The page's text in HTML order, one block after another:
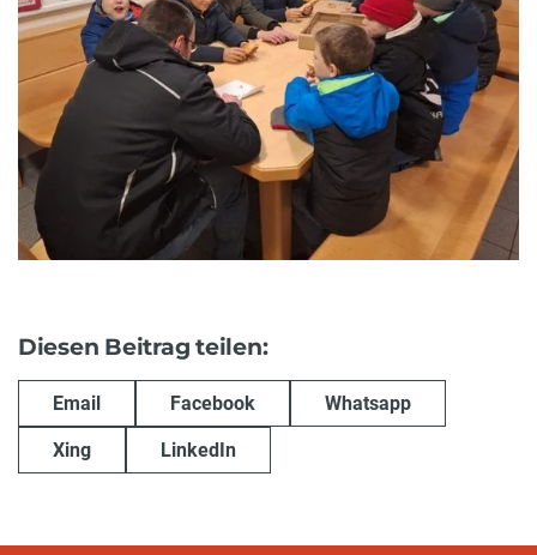
Diesen Beitrag teilen:
Email Facebook Whatsapp
Xing LinkedIn